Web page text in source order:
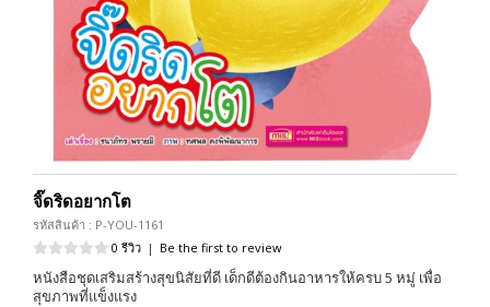
จิ๊ดริดอยากโต
รหัสสินค้า : P-YOU-1161
0 รีวิว | Be the first to review
หนังสือชุดเสริมสร้างสุขนิสัยที่ดี เด็กดีต้องกินอาหารให้ครบ 5 หมู่ เพื่อ
สุขภาพที่แข็งแรง